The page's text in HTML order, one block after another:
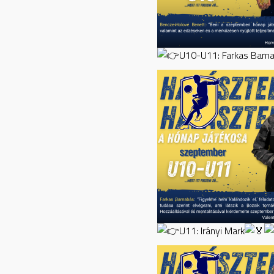
U10-U11: Farkas
U11: Irányi Mark